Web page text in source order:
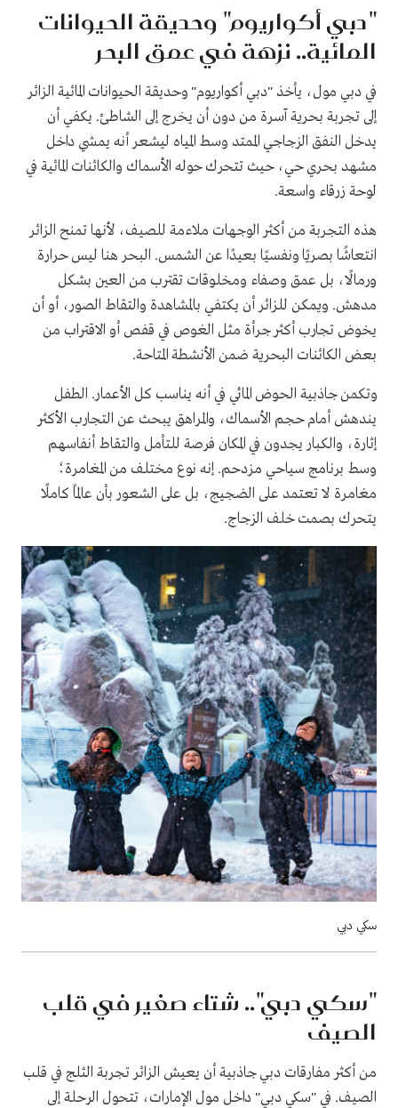
"دبي أكواريوم" وحديقة الحيوانات
المائية.. نزهة في عمق البحر
في دبي مول، يأخذ "دبي أكواريوم" وحديقة الحيوانات المائية الزائر
إلى تجربة بحرية آسرة من دون أن يخرج إلى الشاطئ. يكفي أن
يدخل النفق الزجاجي الممتد وسط المياه ليشعر أنه يمشي داخل
مشهد بحري حي، حيث تتحرك حوله الأسماك والكائنات المائية في
لوحة زرقاء واسعة.
هذه التجربة من أكثر الوجهات ملاءمة للصيف، لأنها تمنح الزائر
انتعاشًا بصريًا ونفسيًا بعيدًا عن الشمس. البحر هنا ليس حرارة
ورمالًا، بل عمق وصفاء ومخلوقات تقترب من العين بشكل
مدهش. ويمكن للزائر أن يكتفي بالمشاهدة والتقاط الصور، أو أن
يخوض تجارب أكثر جرأة مثل الغوص في قفص أو الاقتراب من
بعض الكائنات البحرية ضمن الأنشطة المتاحة.
وتكمن جاذبية الحوض المائي في أنه يناسب كل الأعمار. الطفل
يندهش أمام حجم الأسماك، والمراهق يبحث عن التجارب الأكثر
إثارة، والكبار يجدون في المكان فرصة للتأمل والتقاط أنفاسهم
وسط برنامج سياحي مزدحم. إنه نوع مختلف من المغامرة؛
مغامرة لا تعتمد على الضجيج، بل على الشعور بأن عالمًا كاملًا
يتحرك بصمت خلف الزجاج.
سكي دبي
"سكي دبي".. شتاء صغير في قلب
الصيف
من أكثر مفارقات دبي جاذبية أن يعيش الزائر تجربة الثلج في قلب
الصيف. في "سكي دبي" داخل مول الإمارات، تتحول الرحلة إلى